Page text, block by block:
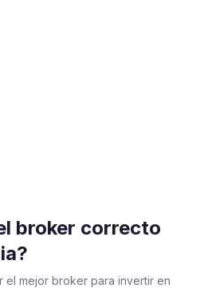
broker correcto
el mejor broker para invertir en